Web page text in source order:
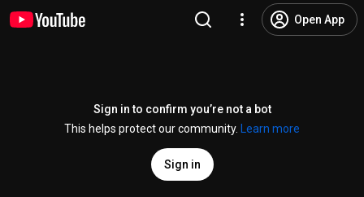
Open App
Sign in to confirm you’re not a bot
This helps protect our community.
Learn more
Sign in